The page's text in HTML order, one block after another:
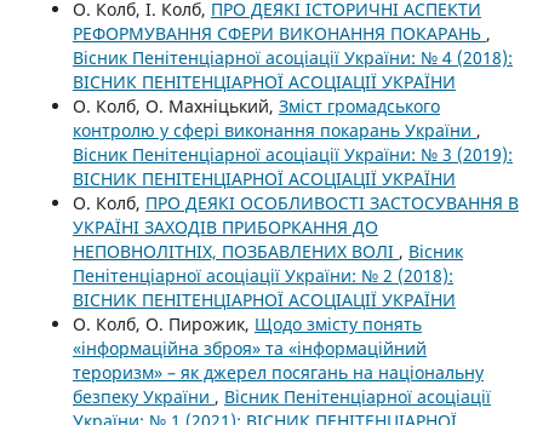
О. Колб, І. Колб, ПРО ДЕЯКІ ІСТОРИЧНІ АСПЕКТИ
РЕФОРМУВАННЯ СФЕРИ ВИКОНАННЯ ПОКАРАНЬ ,
Вісник Пенітенціарної асоціації України: № 4 (2018):
ВІСНИК ПЕНІТЕНЦІАРНОЇ АСОЦІАЦІЇ УКРАЇНИ
О. Колб, О. Махніцький, Зміст громадського
контролю у сфері виконання покарань України ,
Вісник Пенітенціарної асоціації України: № 3 (2019):
ВІСНИК ПЕНІТЕНЦІАРНОЇ АСОЦІАЦІЇ УКРАЇНИ
О. Колб, ПРО ДЕЯКІ ОСОБЛИВОСТІ ЗАСТОСУВАННЯ В
УКРАЇНІ ЗАХОДІВ ПРИБОРКАННЯ ДО
НЕПОВНОЛІТНІХ, ПОЗБАВЛЕНИХ ВОЛІ , Вісник
Пенітенціарної асоціації України: № 2 (2018):
ВІСНИК ПЕНІТЕНЦІАРНОЇ АСОЦІАЦІЇ УКРАЇНИ
О. Колб, О. Пирожик, Щодо змісту понять
«інформаційна зброя» та «інформаційний
тероризм» – як джерел посягань на національну
безпеку України , Вісник Пенітенціарної асоціації